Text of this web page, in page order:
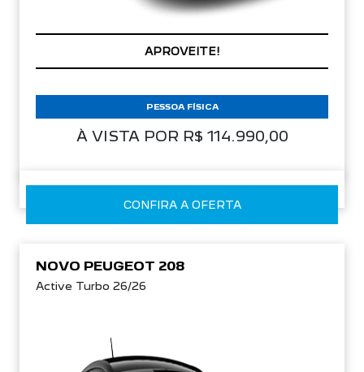
APROVEITE!
À VISTA POR R$ 114.990,00
PESSOA FÍSICA
CONFIRA A OFERTA
NOVO PEUGEOT 208
Active Turbo 26/26